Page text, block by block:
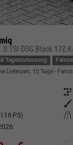
TSI DSG Black 17Z
Tageszulassung
Lieferzeit: 10 Tage
Getriebe
Außenfarbe
PS) Kilometerstand